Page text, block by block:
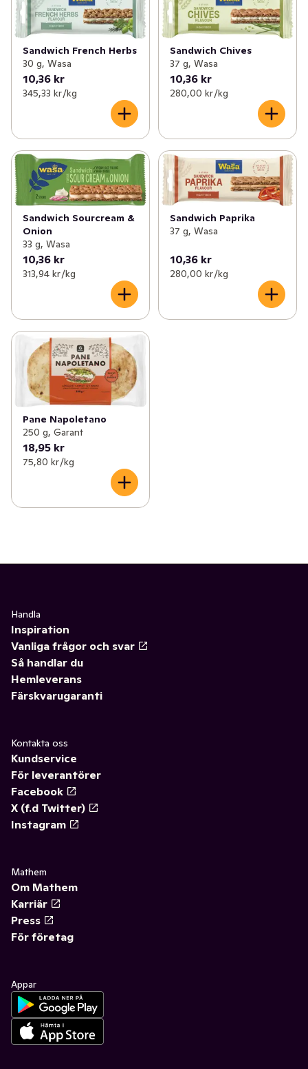
Sandwich French Herbs
30 g, Wasa
10,36 kr
345,33 kr /kg
Sandwich Chives
37 g, Wasa
10,36 kr
280,00 kr /kg
Sandwich Sourcream &
Onion
33 g, Wasa
10,36 kr
313,94 kr /kg
Sandwich Paprika
37 g, Wasa
10,36 kr
280,00 kr /kg
Pane Napoletano
250 g, Garant
18,95 kr
75,80 kr /kg
Handla
Inspiration
Vanliga frågor och svar
Så handlar du
Hemleverans
Färskvarugaranti
Kontakta oss
Kundservice
För leverantörer
Facebook
X (f.d Twitter)
Instagram
Mathem
Om Mathem
Karriär
Press
För företag
Appar